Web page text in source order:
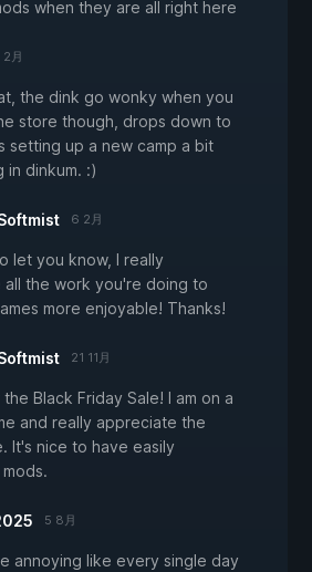
when they are all right here
2月
the dink go wonky when you
store though, drops down to
setting up a new camp a bit
in dinkum. :)
6 2月
let you know, I really
all the work you're doing to
more enjoyable! Thanks!
21 11月
Black Friday Sale! I am on a
and really appreciate the
It's nice to have easily
5 8月
annoying like every single day